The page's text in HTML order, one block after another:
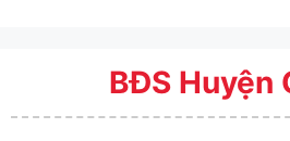
BĐS Huyện